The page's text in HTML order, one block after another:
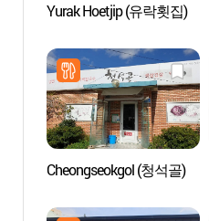
Yurak Hoetjip (유락횟집)
Cheongseokgol (청석골)